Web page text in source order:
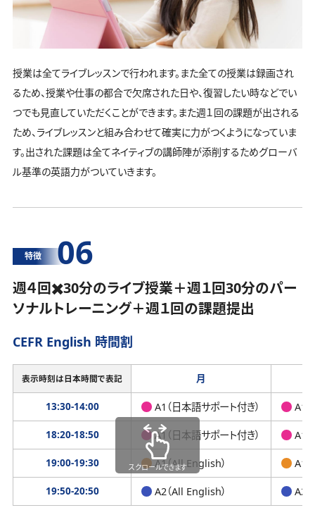
授業は全てライブレッスンで行われます。また全ての授業は録画され
るため、授業や仕事の都合で欠席された日や、復習したい時などでい
つでも見直していただくことができます。また週１回の課題が出される
ため、ライブレッスンと組み合わせて確実に力がつくようになっていま
す。出された課題は全てネイティブの講師陣が添削するためグローバ
ル基準の英語力がついていきます。
特徴 06
週４回✖️30分のライブ授業＋週１回30分のパー
ソナルトレーニング＋週１回の課題提出
CEFR English 時間割
表示時刻は日本時間で表記 月
13:30-14:00 A1（日本語サポート付き） A1
18:20-18:50 A1（日本語サポート付き） A1
19:00-19:30 A1（All English） A1
19:50-20:50 A2（All English） A2
スクロールできます